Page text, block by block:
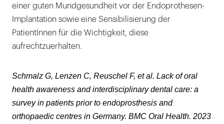
einer guten Mundgesundheit vor der Endoprothesen-
Implantation sowie eine Sensibilisierung der
PatientInnen für die Wichtigkeit, diese
aufrechtzuerhalten.
Schmalz G, Lenzen C, Reuschel F, et al. Lack of oral
health awareness and interdisciplinary dental care: a
survey in patients prior to endoprosthesis and
orthopaedic centres in Germany. BMC Oral Health. 2023